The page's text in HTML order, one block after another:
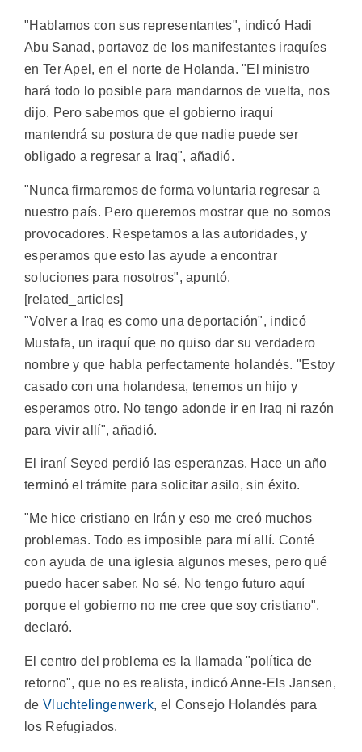
"Hablamos con sus representantes", indicó Hadi
Abu Sanad, portavoz de los manifestantes iraquíes
en Ter Apel, en el norte de Holanda. "El ministro
hará todo lo posible para mandarnos de vuelta, nos
dijo. Pero sabemos que el gobierno iraquí
mantendrá su postura de que nadie puede ser
obligado a regresar a Iraq", añadió.
"Nunca firmaremos de forma voluntaria regresar a
nuestro país. Pero queremos mostrar que no somos
provocadores. Respetamos a las autoridades, y
esperamos que esto las ayude a encontrar
soluciones para nosotros", apuntó.
[related_articles]
"Volver a Iraq es como una deportación", indicó
Mustafa, un iraquí que no quiso dar su verdadero
nombre y que habla perfectamente holandés. "Estoy
casado con una holandesa, tenemos un hijo y
esperamos otro. No tengo adonde ir en Iraq ni razón
para vivir allí", añadió.
El iraní Seyed perdió las esperanzas. Hace un año
terminó el trámite para solicitar asilo, sin éxito.
"Me hice cristiano en Irán y eso me creó muchos
problemas. Todo es imposible para mí allí. Conté
con ayuda de una iglesia algunos meses, pero qué
puedo hacer saber. No sé. No tengo futuro aquí
porque el gobierno no me cree que soy cristiano",
declaró.
El centro del problema es la llamada "política de
retorno", que no es realista, indicó Anne-Els Jansen,
de Vluchtelingenwerk, el Consejo Holandés para
los Refugiados.